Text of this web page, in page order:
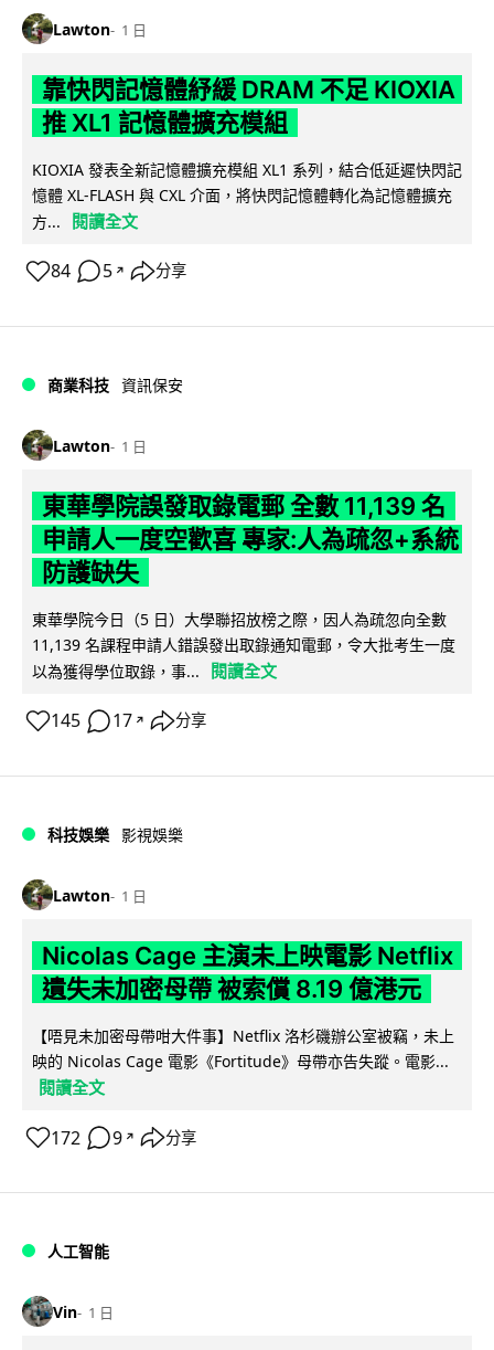
Lawton 1 日
靠快閃記憶體紓緩 DRAM 不足 KIOXIA
推 XL1 記憶體擴充模組
KIOXIA 發表全新記憶體擴充模組 XL1 系列，結合低延遲快閃記
憶體 XL-FLASH 與 CXL 介面，將快閃記憶體轉化為記憶體擴充
方...
閱讀全文
84 5 ↗ 分享
商業科技 資訊保安
Lawton 1 日
東華學院誤發取錄電郵 全數 11,139 名
申請人一度空歡喜 專家:人為疏忽+系統
防護缺失
東華學院今日（5 日）大學聯招放榜之際，因人為疏忽向全數
11,139 名課程申請人錯誤發出取錄通知電郵，令大批考生一度
以為獲得學位取錄，事...
閱讀全文
145 17 ↗ 分享
科技娛樂 影視娛樂
Lawton 1 日
Nicolas Cage 主演未上映電影 Netflix
遺失未加密母帶 被索償 8.19 億港元
【唔見未加密母帶咁大件事】Netflix 洛杉磯辦公室被竊，未上
映的 Nicolas Cage 電影《Fortitude》母帶亦告失蹤。電影...
閱讀全文
172 9 ↗ 分享
人工智能
Vin 1 日